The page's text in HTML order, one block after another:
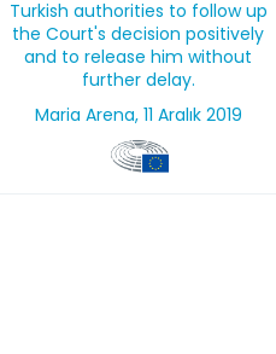
Turkish authorities to follow up
the Court's decision positively
and to release him without
further delay.
Maria Arena, 11 Aralık 2019